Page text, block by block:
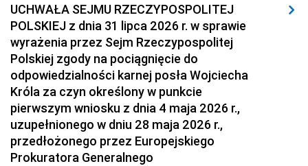
UCHWAŁA SEJMU RZECZYPOSPOLITEJ
POLSKIEJ z dnia 31 lipca 2026 r. w sprawie
wyrażenia przez Sejm Rzeczypospolitej
Polskiej zgody na pociągnięcie do
odpowiedzialności karnej posła Wojciecha
Króla za czyn określony w punkcie
pierwszym wniosku z dnia 4 maja 2026 r.,
uzupełnionego w dniu 28 maja 2026 r.,
przedłożonego przez Europejskiego
Prokuratora Generalnego